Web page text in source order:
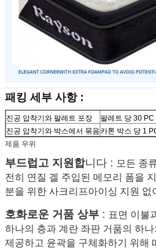
패킹 세부 사항 :
진공 압착기와 팔레트 포장
팔레트 당 30 PC
진공 압착기와 박스에서 묶음카톤 박스 당 1
제품 우위
부드럽고 지원합니다 : 모든 종
전히 연질 겔 주입된 메모리 폼을
분을 위한 사크리프아이싱 지원
호화로운 거품 상부 : 표면 이불
하나의 층과 계란 좌판 거품의 하
제공하고 윤곽을 구체화하기 위해